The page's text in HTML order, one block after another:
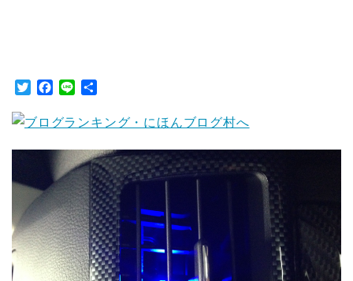
T
i
t
F
c
b
o
n